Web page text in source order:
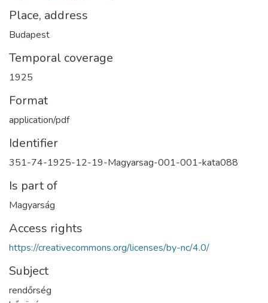
Place, address
Budapest
Temporal coverage
1925
Format
application/pdf
Identifier
351-74-1925-12-19-Magyarsag-001-001-kata088
Is part of
Magyarság
Access rights
https://creativecommons.org/licenses/by-nc/4.0/
Subject
rendőrség